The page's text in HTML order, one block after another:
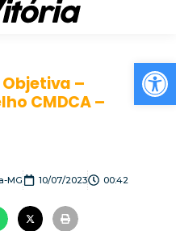
–
CMDCA –
MG 10/07/2023 00:42